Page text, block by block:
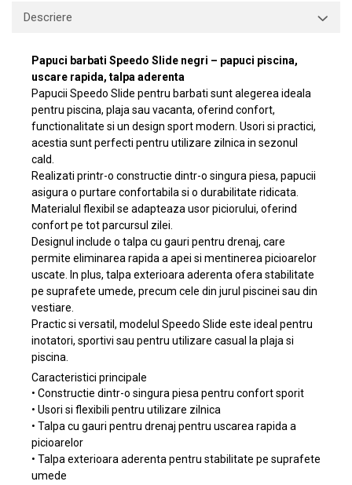
Descriere
Papuci barbati Speedo Slide negri – papuci piscina,
uscare rapida, talpa aderenta
Papucii Speedo Slide pentru barbati sunt alegerea ideala
pentru piscina, plaja sau vacanta, oferind confort,
functionalitate si un design sport modern. Usori si practici,
acestia sunt perfecti pentru utilizare zilnica in sezonul
cald.
Realizati printr-o constructie dintr-o singura piesa, papucii
asigura o purtare confortabila si o durabilitate ridicata.
Materialul flexibil se adapteaza usor piciorului, oferind
confort pe tot parcursul zilei.
Designul include o talpa cu gauri pentru drenaj, care
permite eliminarea rapida a apei si mentinerea picioarelor
uscate. In plus, talpa exterioara aderenta ofera stabilitate
pe suprafete umede, precum cele din jurul piscinei sau din
vestiare.
Practic si versatil, modelul Speedo Slide este ideal pentru
inotatori, sportivi sau pentru utilizare casual la plaja si
piscina.
Caracteristici principale
• Constructie dintr-o singura piesa pentru confort sporit
• Usori si flexibili pentru utilizare zilnica
• Talpa cu gauri pentru drenaj pentru uscarea rapida a
picioarelor
• Talpa exterioara aderenta pentru stabilitate pe suprafete
umede